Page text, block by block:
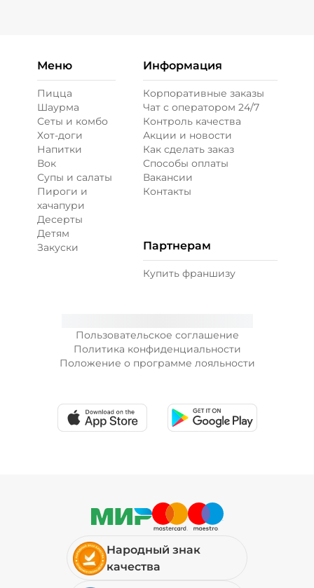
Пользовательское соглашение
Политика конфиденциальности
Положение о программе лояльности
Меню
Пицца
Шаурма
Сеты и комбо
Хот-доги
Напитки
Вок
Супы и салаты
Пироги и
хачапури
Десерты
Детям
Закуски
Информация
Корпоративные заказы
Чат с оператором 24/7
Контроль качества
Акции и новости
Как сделать заказ
Способы оплаты
Вакансии
Контакты
Партнерам
Купить франшизу
Народный знак
качества